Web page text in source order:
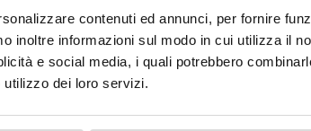
contenuti ed annunci, per fornire
inoltre informazioni sul modo in cui utilizza il
e social media, i quali potrebbero
dei loro servizi.